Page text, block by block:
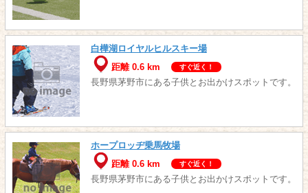
白樺湖ロイヤルヒルスキー場
距離 0.6 km
すぐ近く！
長野県茅野市にある子供とお出かけスポットです。
ホープロッヂ乗馬牧場
距離 0.6 km
すぐ近く！
長野県茅野市にある子供とお出かけスポットです。